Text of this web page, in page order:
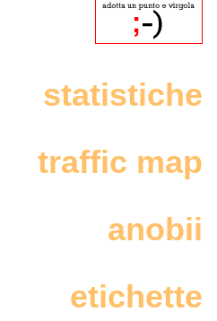
statistiche
traffic map
anobii
etichette